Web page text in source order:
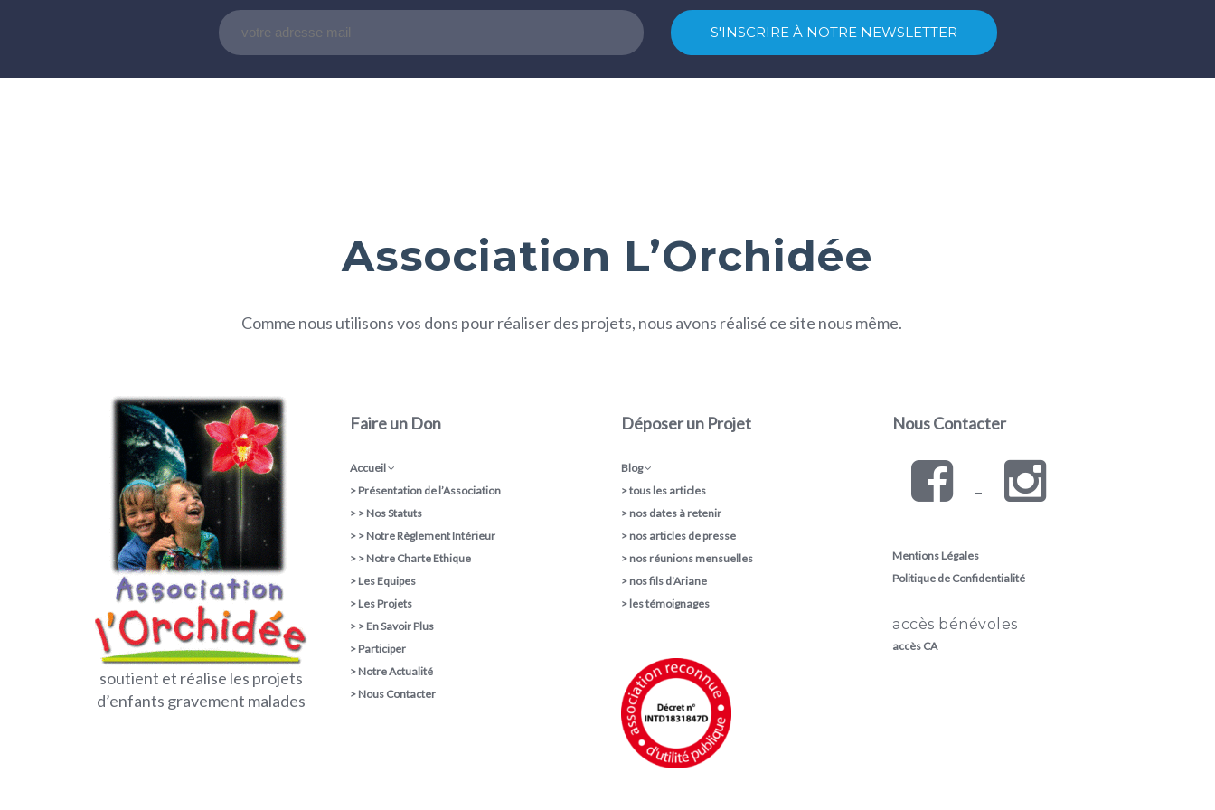
Association L’Orchidée
Comme nous utilisons vos dons pour réaliser des projets, nous avons réalisé ce site nous même.
soutient et réalise les projets
d’enfants gravement malades
Faire un Don
Accueil
> Présentation de l’Association
> > Nos Statuts
> > Notre Règlement Intérieur
> > Notre Charte Ethique
> Les Equipes
> Les Projets
> > En Savoir Plus
> Participer
> Notre Actualité
> Nous Contacter
Déposer un Projet
Blog
>tous les articles
> nos dates à retenir
> nos articles de presse
> nos réunions mensuelles
> nos fils d’Ariane
> les témoignages
Nous Contacter
–
Mentions Légales
Politique de Confidentialité
accès bénévoles
accès CA